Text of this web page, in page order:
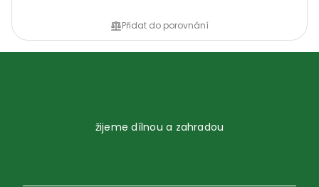
Přidat do porovnání
žijeme dílnou a zahradou